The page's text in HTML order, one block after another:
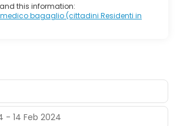
this information:
bagaglio (cittadini Residenti in
- 14 Feb 2024